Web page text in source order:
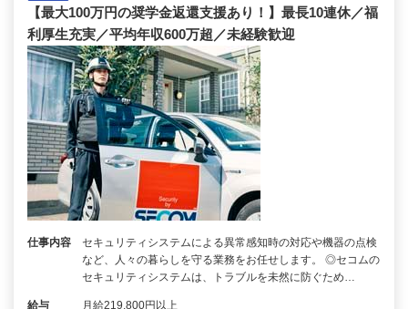
【最大100万円の奨学金返還支援あり！】最長10連休／福
利厚生充実／平均年収600万超／未経験歓迎
仕事内容
セキュリティシステムによる異常感知時の対応や機器の点検
など、人々の暮らしを守る業務をお任せします。 ◎セコムの
セキュリティシステムは、トラブルを未然に防ぐため…
給与 月給219,800円以上